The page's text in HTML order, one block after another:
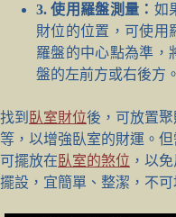
3. 使用羅盤測量： 如
財位的位置，可使用
羅盤的中心點為準，
盤的左前方或右後方。
找到 臥室財位後，可放置聚
等，以增強臥室的財運。
可擺放在臥室的煞位 ，以
擺設，宜簡單、整潔，不可